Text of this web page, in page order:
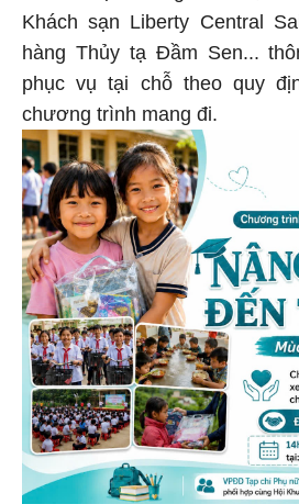
Khách sạn Liberty Central
hàng Thủy tạ Đầm Sen...
phục vụ tại chỗ theo quy
chương trình mang đi.